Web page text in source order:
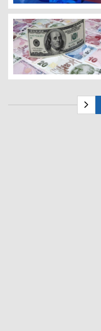
Welatên Ewrûpayê
Biryara Amerîka,